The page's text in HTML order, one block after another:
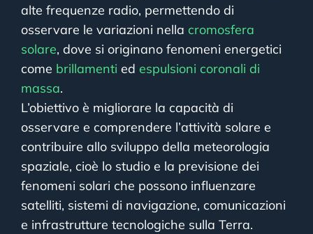
alte frequenze radio, permettendo di
osservare le variazioni nella cromosfera
solare, dove si originano fenomeni energetici
come brillamenti ed espulsioni coronali di
massa.
L’obiettivo è migliorare la capacità di
osservare e comprendere l’attività solare e
contribuire allo sviluppo della meteorologia
spaziale, cioè lo studio e la previsione dei
fenomeni solari che possono influenzare
satelliti, sistemi di navigazione, comunicazioni
e infrastrutture tecnologiche sulla Terra.